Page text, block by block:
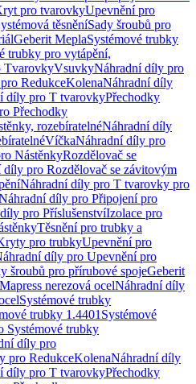
pro tvarovkyUpevnění pro
těsněníSady šroubů pro
Geberit MeplaSystémové trubky
trubky pro vytápění,
TvarovkyVsuvkyNáhradní díly pro
RedukceKolenaNáhradní díly
díly pro T tvarovkyPřechodky
Přechodky
rozebíratelnéNáhradní díly
VíčkaNáhradní díly pro
NástěnkyRozdělovač se
díly pro Rozdělovač se závitovým
Náhradní díly pro T tvarovky pro
díly pro Připojení pro
pro PříslušenstvíIzolace pro
Těsnění pro trubky a
pro trubkyUpevnění pro
díly pro Upevnění pro
šroubů pro přírubové spojeGeberit
nerezová ocelNáhradní díly
Systémové trubky
trubky 1.4401 Systémové
Systémové trubky
díly pro
pro RedukceKolenaNáhradní díly
díly pro T tvarovkyPřechodky